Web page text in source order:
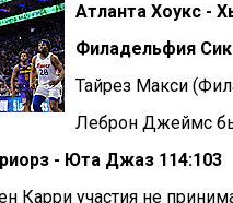
Атланта Хоукс -
Филадельфия
Тайрез Макси
Леброн Джеймс
- Юта Джаз 114:103
Карри участия не